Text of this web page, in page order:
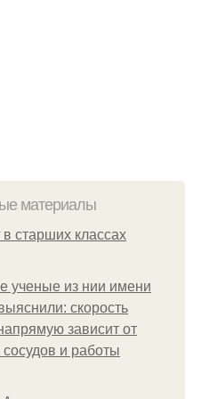
материалы
в старших классах
ученые из нии имени
скорость
зависит от
сосудов и работы